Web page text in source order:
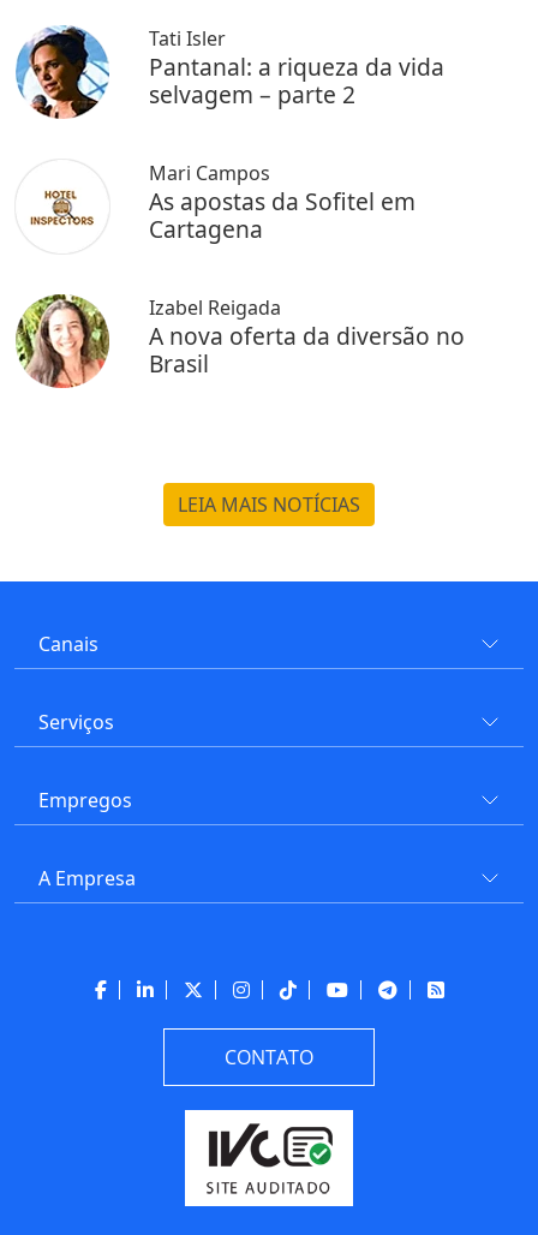
Tati Isler
Pantanal: a riqueza da vida
selvagem – parte 2
Mari Campos
As apostas da Sofitel em
Cartagena
Izabel Reigada
A nova oferta da diversão no
Brasil
LEIA MAIS NOTÍCIAS
Canais
Serviços
Empregos
A Empresa
CONTATO